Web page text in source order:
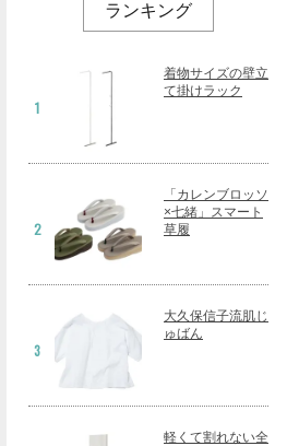
ランキング
1
着物サイズの壁立
て掛けラック
2
「カレンブロッソ
×七緒」スマート
草履
3
大久保信子流肌じ
ゅばん
軽くて割れない全